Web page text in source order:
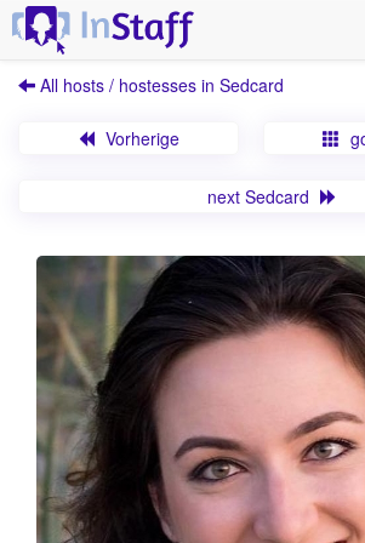
All hosts / hostesses in Sedcard
Vorherige
next Sedcard